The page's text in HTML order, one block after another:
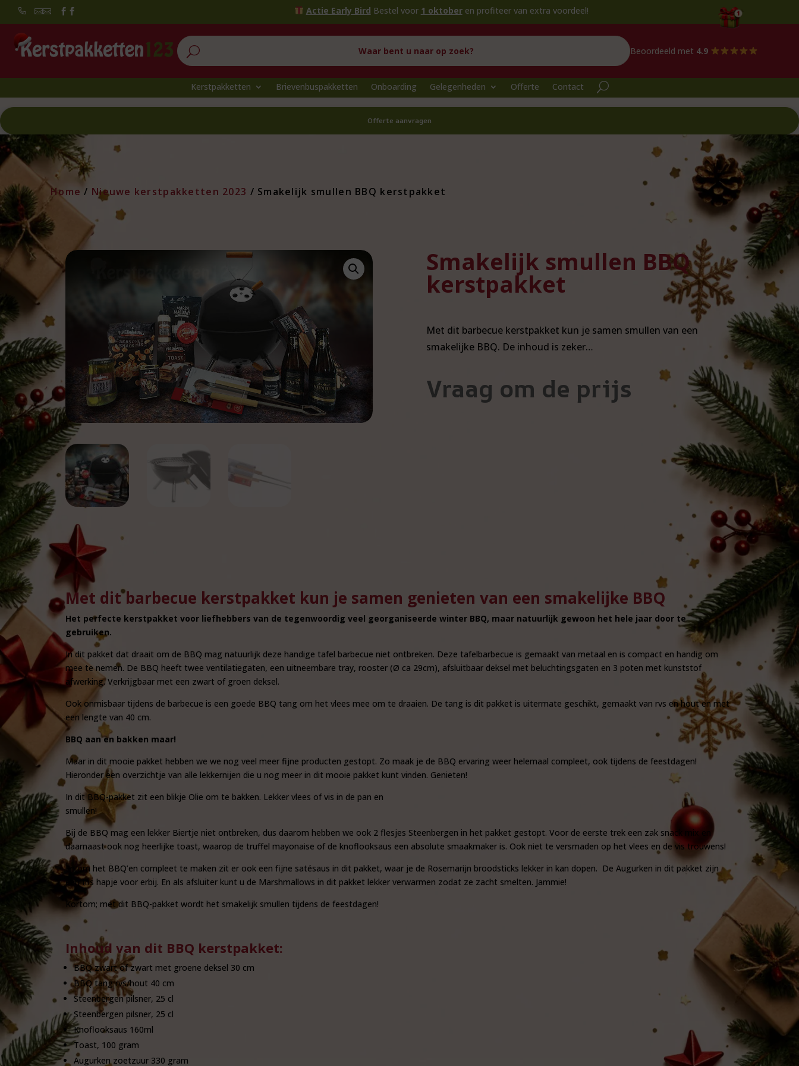
  Actie Early BirdBestel voor1 oktoberen profiteer van extra voordeel!
U Beoordeeld met 4.9
Kerstpakketten Brievenbuspakketten Onboarding Gelegenheden Offerte Contact
Offerte aanvragen
Home / Nieuwe kerstpakketten 2023 / Smakelijk smullen BBQ kerstpakket
Smakelijk smullen BBQ
kerstpakket
Met dit barbecue kerstpakket kun je samen smullen van een
smakelijke BBQ. De inhoud is zeker…
Vraag om de prijs
Met dit barbecue kerstpakket kun je samen genieten van een smakelijke BBQ
Het perfecte kerstpakket voor liefhebbers van de tegenwoordig veel georganiseerde winter BBQ, maar natuurlijk gewoon het hele jaar door te
gebruiken.
In dit pakket dat draait om de BBQ mag natuurlijk deze handige tafel barbecue niet ontbreken. Deze tafelbarbecue is gemaakt van metaal en is compact en handig om
mee te nemen. De BBQ heeft twee ventilatiegaten, een uitneembare tray, rooster (Ø ca 29cm), afsluitbaar deksel met beluchtingsgaten en 3 poten met kunststof
afwerking. Verkrijgbaar met een zwart of groen deksel.
Ook onmisbaar tijdens de barbecue is een goede BBQ tang om het vlees mee om te draaien. De tang is dit pakket is uitermate geschikt, gemaakt van rvs en hout en met
een lengte van 40 cm.
BBQ aan en bakken maar!
Maar in dit mooie pakket hebben we we nog veel meer fijne producten gestopt. Zo maak je de BBQ ervaring weer helemaal compleet, ook tijdens de feestdagen!
Hieronder een overzichtje van alle lekkernijen die u nog meer in dit mooie pakket kunt vinden. Genieten!
In dit BBQ-pakket zit een blikje Olie om te bakken. Lekker vlees of vis in de pan en
smullen!
Bij de BBQ mag een lekker Biertje niet ontbreken, dus daarom hebben we ook 2 flesjes Steenbergen in het pakket gestopt. Voor de eerste trek een zak snack mix en
daarnaast ook nog heerlijke toast, waarop de truffel mayonaise of de knoflooksaus een absolute smaakmaker is. Ook niet te versmaden op het vlees en de vis trouwens!
En om het BBQ’en compleet te maken zit er ook een fijne satésaus in dit pakket, waar je de Rosemarijn broodsticks lekker in kan dopen. De Augurken in dit pakket zijn
een fris hapje voor erbij. En als afsluiter kunt u de Marshmallows in dit pakket lekker verwarmen zodat ze zacht smelten. Jammie!
Kortom; met dit BBQ-pakket wordt het smakelijk smullen tijdens de feestdagen!
Inhoud van dit BBQ kerstpakket:
BBQ zwart of zwart met groene deksel 30 cm
BBQ tang rvs/hout 40 cm
Steenbergen pilsner, 25 cl
Steenbergen pilsner, 25 cl
Knoflooksaus 160ml
Toast, 100 gram
Augurken zoetzuur 330 gram